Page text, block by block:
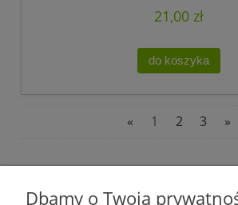
21,00 zł
do koszyka
« 1 2 3 »
ul. Warszawska 281
Dbamy o Twoją